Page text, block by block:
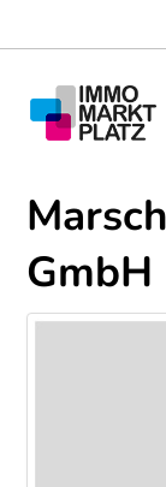
GmbH